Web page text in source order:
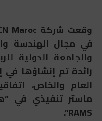
في مجال الهندسة
رائدة تم إنشاؤها في
العام والخاص،
ماستر تنفيذي في
RAMS”.